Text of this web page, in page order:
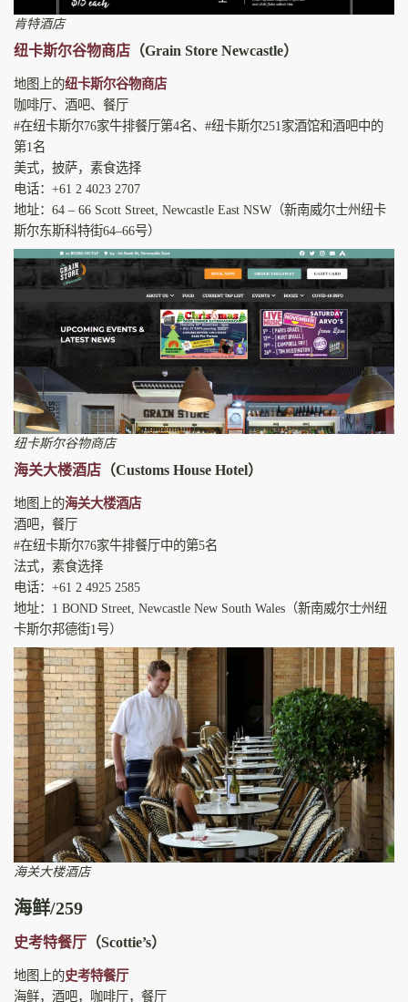
肯特酒店
纽卡斯尔谷物商店 （Grain Store Newcastle）
地图上的纽卡斯尔谷物商店
咖啡厅、酒吧、餐厅
#在纽卡斯尔76家牛排餐厅第4名、#纽卡斯尔251家酒馆和酒吧中的
第1名
美式，披萨，素食选择
电话：+61 2 4023 2707
地址：64 – 66 Scott Street, Newcastle East NSW（新南威尔士州纽卡
斯尔东斯科特街64–66号）
纽卡斯尔谷物商店
海关大楼酒店 （Customs House Hotel）
地图上的海关大楼酒店
酒吧，餐厅
#在纽卡斯尔76家牛排餐厅中的第5名
法式，素食选择
电话：+61 2 4925 2585
地址：1 BOND Street, Newcastle New South Wales（新南威尔士州纽
卡斯尔邦德街1号）
海关大楼酒店
海鲜/259
史考特餐厅 （Scottie’s）
地图上的史考特餐厅
海鲜，酒吧，咖啡厅，餐厅